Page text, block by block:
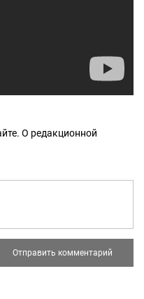
О редакционной